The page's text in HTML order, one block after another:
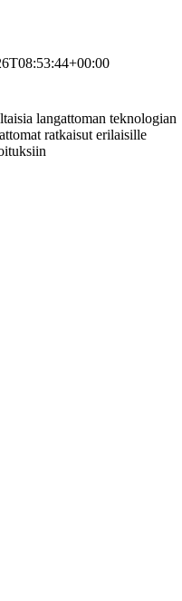
langattoman teknologian
ratkaisut erilaisille